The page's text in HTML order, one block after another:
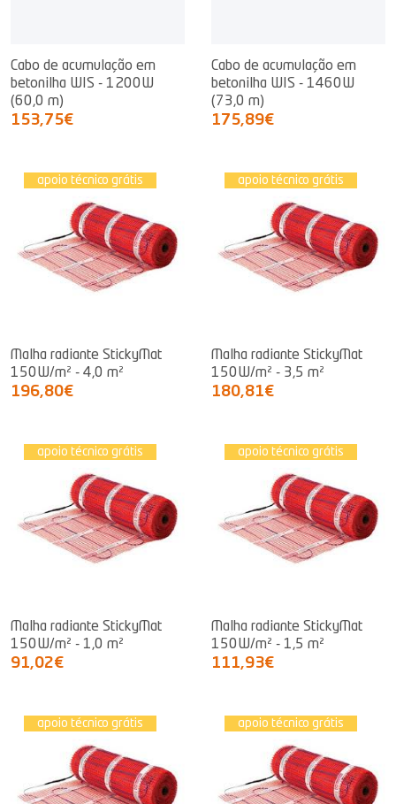
Cabo de acumulação em
betonilha WIS - 1200W
(60,0 m)
153,75€
Cabo de acumulação em
betonilha WIS - 1460W
(73,0 m)
175,89€
apoio técnico grátis
Malha radiante StickyMat
150W/m² - 4,0 m²
196,80€
apoio técnico grátis
Malha radiante StickyMat
150W/m² - 3,5 m²
180,81€
apoio técnico grátis
Malha radiante StickyMat
150W/m² - 1,0 m²
91,02€
apoio técnico grátis
Malha radiante StickyMat
150W/m² - 1,5 m²
111,93€
apoio técnico grátis apoio técnico grátis